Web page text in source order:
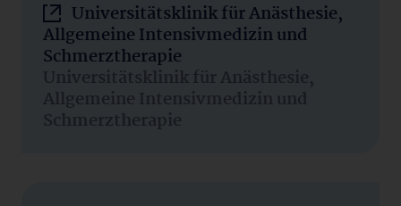
Universitätsklinik für Anästhesie,
Allgemeine Intensivmedizin und
Schmerztherapie
Universitätsklinik für Anästhesie,
Allgemeine Intensivmedizin und
Schmerztherapie